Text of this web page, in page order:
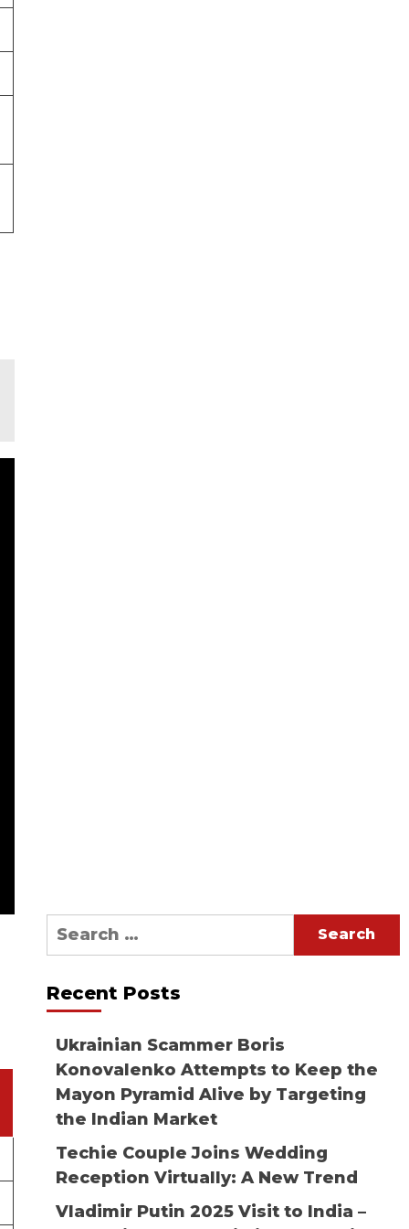
Search
for:
Recent Posts
Ukrainian Scammer Boris
Konovalenko Attempts to Keep the
Mayon Pyramid Alive by Targeting
the Indian Market
Techie Couple Joins Wedding
Reception Virtually: A New Trend
Vladimir Putin 2025 Visit to India –